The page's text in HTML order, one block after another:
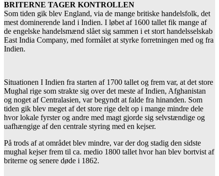
BRITERNE TAGER KONTROLLEN
Som tiden gik blev England, via de mange britiske handelsfolk, det
mest dominerende land i Indien. I løbet af 1600 tallet fik mange af
de engelske handelsmænd slået sig sammen i et stort handelsselskab
East India Company, med formålet at styrke forretningen med og fra
Indien.
Situationen I Indien fra starten af 1700 tallet og frem var, at det store
Mughal rige som strakte sig over det meste af Indien, Afghanistan
og noget af Centralasien, var begyndt at falde fra hinanden. Som
tiden gik blev meget af det store rige delt op i mange mindre dele
hvor lokale fyrster og andre med magt gjorde sig selvstændige og
uafhængige af den centrale styring med en kejser.
På trods af at området blev mindre, var der dog stadig den sidste
mughal kejser frem til ca. medio 1800 tallet hvor han blev bortvist af
briterne og senere døde i 1862.